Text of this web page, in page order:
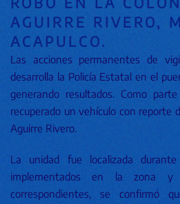
AGUIRRE RIVERO,
ACAPULCO.
Las acciones permanentes de
desarrolla la Policía Estatal en el
generando resultados. Como
recuperado un vehículo con reporte
Aguirre Rivero.
La unidad fue localizada
implementados en la zona y
correspondientes, se confirmó